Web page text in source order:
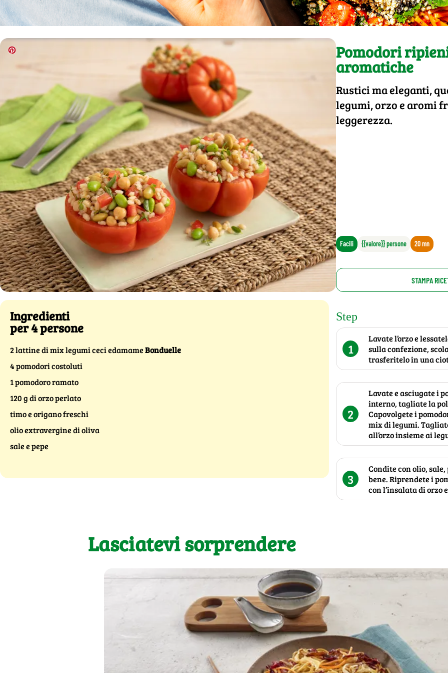
Pomodori
aromatiche
Rustici ma eleganti,
legumi, orzo e aromi
leggerezza.
Facili {{valore}} persone 20 mn
STAMPA
Ingredienti
per 4 persone
2 lattine di mix legumi ceci edamameBonduelle
4 pomodori costoluti
1 pomodoro ramato
120 g di orzo perlato
timo e origano freschi
olio extravergine di oliva
sale e pepe
Step
1
Lavate l’orzo e
sulla confezione,
trasferitelo in una
2
Lavate e asciugate i
interno, tagliate la
Capovolgete i
mix di legumi.
all’orzo insieme ai
3
Condite con olio,
bene. Riprendete i
con l’insalata di orzo
Lasciatevi sorprendere